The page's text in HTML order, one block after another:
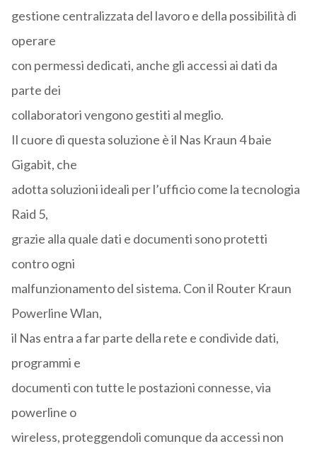
gestione centralizzata del lavoro e della possibilità di
operare
con permessi dedicati, anche gli accessi ai dati da
parte dei
collaboratori vengono gestiti al meglio.
Il cuore di questa soluzione è il Nas Kraun 4 baie
Gigabit, che
adotta soluzioni ideali per l’ufficio come la tecnologia
Raid 5,
grazie alla quale dati e documenti sono protetti
contro ogni
malfunzionamento del sistema. Con il Router Kraun
Powerline Wlan,
il Nas entra a far parte della rete e condivide dati,
programmi e
documenti con tutte le postazioni connesse, via
powerline o
wireless, proteggendoli comunque da accessi non